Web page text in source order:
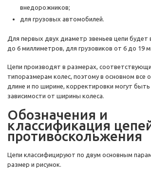
внедорожников;
для грузовых автомобилей.
Для первых двух диаметр звеньев цепи будет
до 6 миллиметров, для грузовиков от 6 до 19
Цепи производят в размерах,
типоразмерам колес, поэтому в основном все
длине и по ширине, корректировки могут быть
зависимости от ширины колеса.
Обозначения и
классификация
противоскольжения
Цепи классифицируют по двум основным
размер и рисунок.